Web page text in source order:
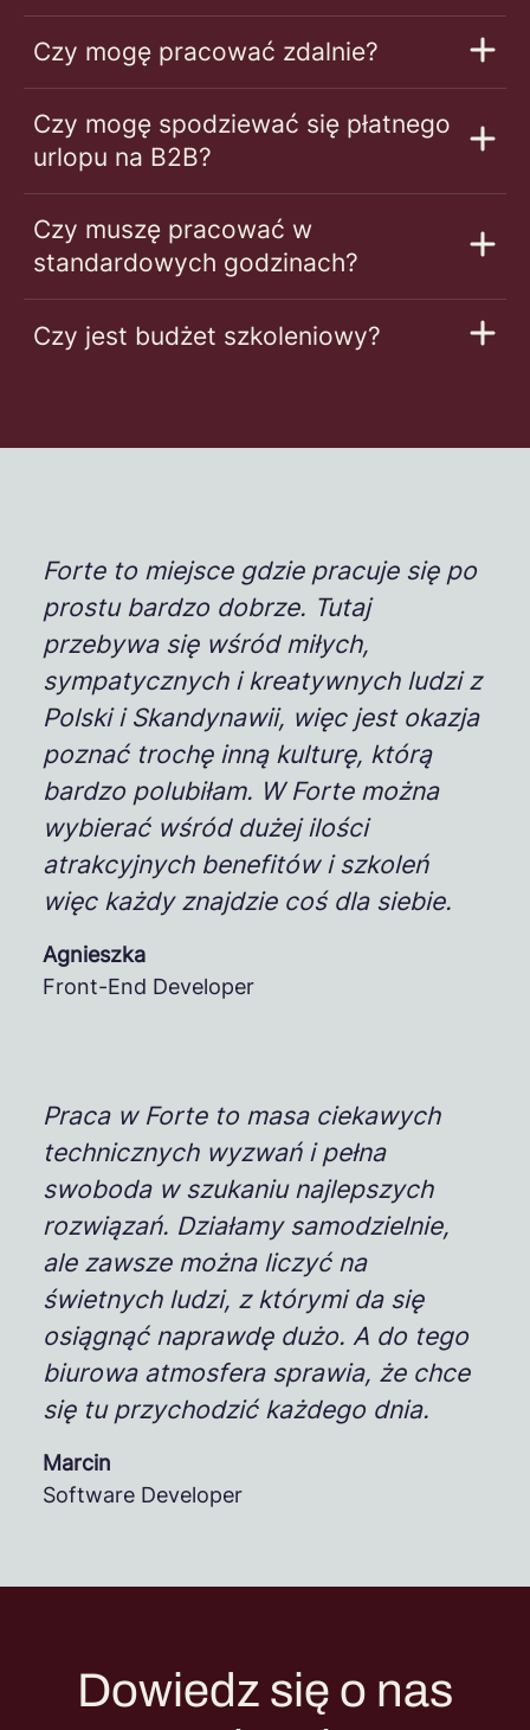
Czy mogę pracować zdalnie?
Czy mogę spodziewać się płatnego
urlopu na B2B?
Czy muszę pracować w
standardowych godzinach?
Czy jest budżet szkoleniowy?
Forte to miejsce gdzie pracuje się po
prostu bardzo dobrze. Tutaj
przebywa się wśród miłych,
sympatycznych i kreatywnych ludzi z
Polski i Skandynawii, więc jest okazja
poznać trochę inną kulturę, którą
bardzo polubiłam. W Forte można
wybierać wśród dużej ilości
atrakcyjnych benefitów i szkoleń
więc każdy znajdzie coś dla siebie.
Agnieszka
Front-End Developer
Praca w Forte to masa ciekawych
technicznych wyzwań i pełna
swoboda w szukaniu najlepszych
rozwiązań. Działamy samodzielnie,
ale zawsze można liczyć na
świetnych ludzi, z którymi da się
osiągnąć naprawdę dużo. A do tego
biurowa atmosfera sprawia, że chce
się tu przychodzić każdego dnia.
Marcin
Software Developer
Dowiedz się o nas